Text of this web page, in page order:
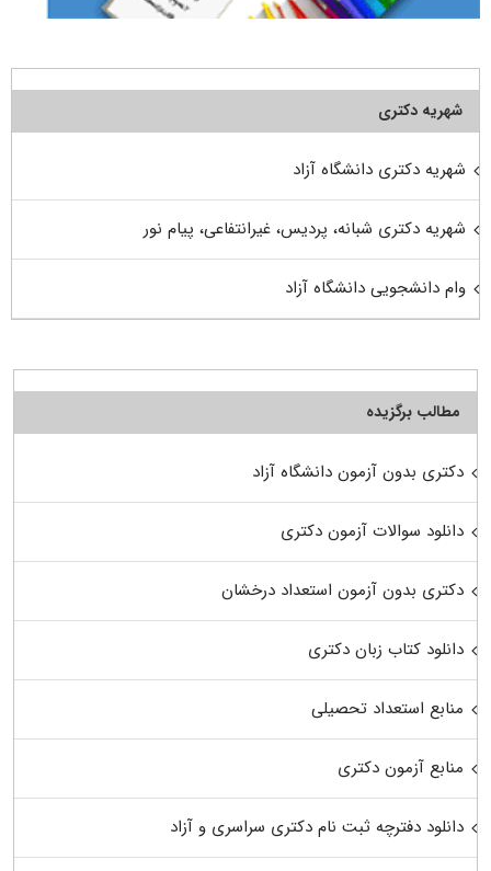
شهریه دکتری
شهریه دکتری دانشگاه آزاد
شهریه دکتری شبانه، پردیس، غیرانتفاعی، پیام نور
وام دانشجویی دانشگاه آزاد
مطالب برگزیده
دکتری بدون آزمون دانشگاه آزاد
دانلود سوالات آزمون دکتری
دکتری بدون آزمون استعداد درخشان
دانلود کتاب زبان دکتری
منابع استعداد تحصیلی
منابع آزمون دکتری
دانلود دفترچه ثبت نام دکتری سراسری و آزاد